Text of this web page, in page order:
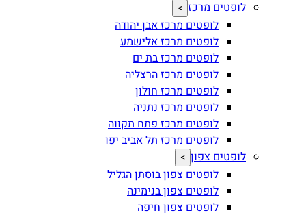
לופטים מרכז >
לופטים מרכז אבן יהודה
לופטים מרכז אלישמע
לופטים מרכז בת ים
לופטים מרכז הרצליה
לופטים מרכז חולון
לופטים מרכז נתניה
לופטים מרכז פתח תקווה
לופטים מרכז תל אביב יפו
לופטים צפון >
לופטים צפון בוסתן הגליל
לופטים צפון בנימינה
לופטים צפון חיפה